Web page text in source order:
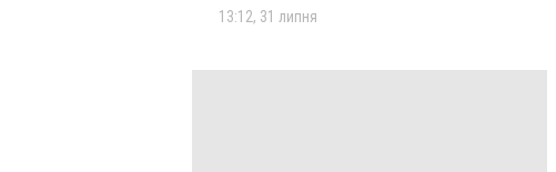
13:12, 31 липня